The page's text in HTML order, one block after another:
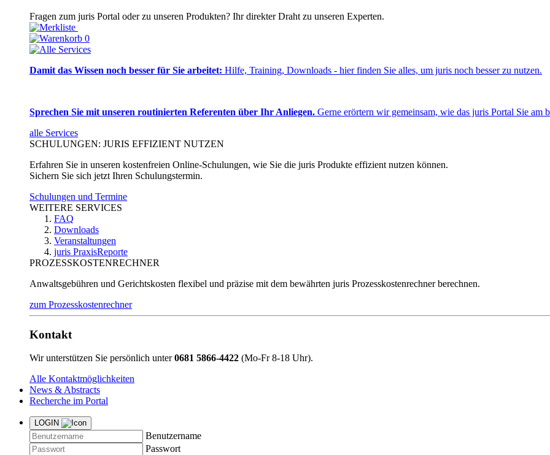
Fragen zum juris Portal oder zu unseren Produkten? Ihr direkter Draht zu unseren Experten.
0
Damit das Wissen noch besser für Sie arbeitet: Hilfe, Training, Downloads - hier finden Sie alles, um juris noch besser zu nutzen.
Sprechen Sie mit unseren routinierten Referenten über Ihr Anliegen. Gerne erörtern wir gemeinsam, wie das juris Portal Sie am
alle Services
SCHULUNGEN: JURIS EFFIZIENT NUTZEN
Erfahren Sie in unseren kostenfreien Online-Schulungen, wie Sie die juris Produkte effizient nutzen können.
Sichern Sie sich jetzt Ihren Schulungstermin.
Schulungen und Termine
WEITERE SERVICES
FAQ
Downloads
Veranstaltungen
juris PraxisReporte
PROZESSKOSTENRECHNER
Anwaltsgebühren und Gerichtskosten flexibel und präzise mit dem bewährten juris Prozesskostenrechner berechnen.
zum Prozesskostenrechner
Kontakt
Wir unterstützen Sie persönlich unter0681 5866-4422 (Mo-Fr 8-18 Uhr).
Alle Kontaktmöglichkeiten
News & Abstracts
Recherche im Portal
LOGIN
Benutzername
Passwort